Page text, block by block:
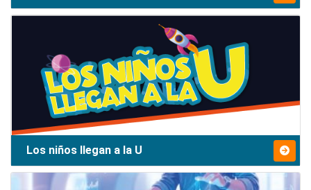
Los niños llegan a la U